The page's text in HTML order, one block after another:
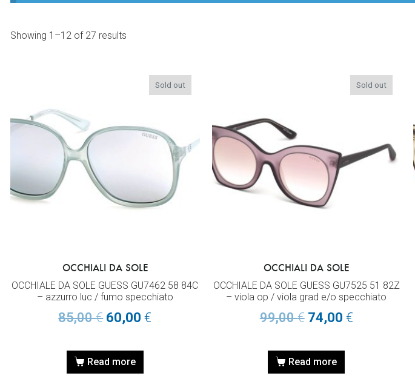
Showing 1–12 of 27 results
Sold out
OCCHIALI DA SOLE
OCCHIALE DA SOLE GUESS GU7462 58 84C
– azzurro luc / fumo specchiato
85,00€ 60,00€
Read more
Sold out
OCCHIALI DA SOLE
OCCHIALE DA SOLE GUESS GU7525 51 82Z
– viola op / viola grad e/o specchiato
99,00€ 74,00 €
Read more